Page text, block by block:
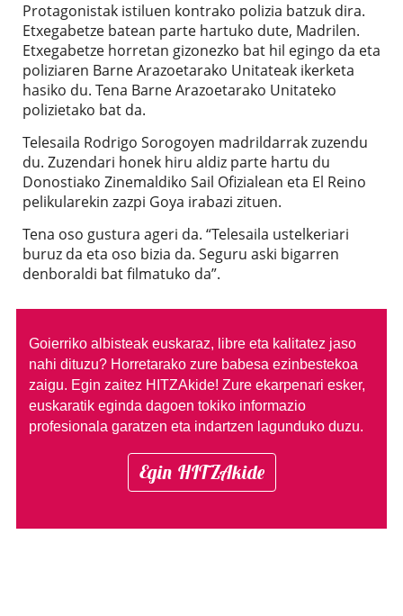
Protagonistak istiluen kontrako polizia batzuk dira.
Etxegabetze batean parte hartuko dute, Madrilen.
Etxegabetze horretan gizonezko bat hil egingo da eta
poliziaren Barne Arazoetarako Unitateak ikerketa
hasiko du. Tena Barne Arazoetarako Unitateko
polizietako bat da.
Telesaila Rodrigo Sorogoyen madrildarrak zuzendu
du. Zuzendari honek hiru aldiz parte hartu du
Donostiako Zinemaldiko Sail Ofizialean eta El Reino
pelikularekin zazpi Goya irabazi zituen.
Tena oso gustura ageri da. “Telesaila ustelkeriari
buruz da eta oso bizia da. Seguru aski bigarren
denboraldi bat filmatuko da”.
Goierriko albisteak euskaraz, libre eta kalitatez jaso
nahi dituzu? Horretarako zure babesa ezinbestekoa
zaigu. Egin zaitez HITZAkide! Zure ekarpenari esker,
euskaratik eginda dagoen tokiko informazio
profesionala garatzen eta indartzen lagunduko duzu.
Egin HITZAkide